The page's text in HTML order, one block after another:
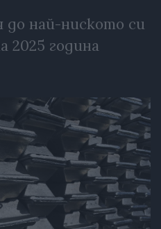
най-ниското си
2025 година